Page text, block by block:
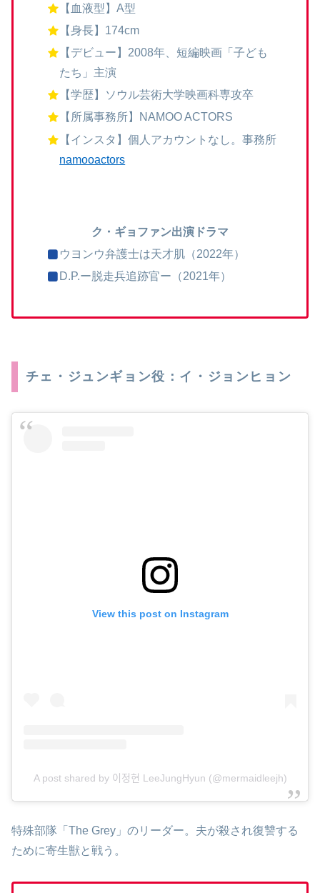
【血液型】A型
【身長】174cm
【デビュー】2008年、短編映画「子ども
たち」主演
【学歴】ソウル芸術大学映画科専攻卒
【所属事務所】NAMOO ACTORS
【インスタ】個人アカウントなし。事務所
namooactors
ク・ギョファン出演ドラマ
ウヨンウ弁護士は天才肌（2022年）
D.P.ー脱走兵追跡官ー（2021年）
チェ・ジュンギョン役：イ・ジョンヒョン
View this post on Instagram
A post shared by 이정현 LeeJungHyun (@mermaidleejh)
特殊部隊「The Grey」のリーダー。夫が殺され復讐する
ために寄生獣と戦う。